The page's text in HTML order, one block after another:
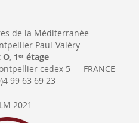
de la Méditerranée
Paul-Valéry
1erétage
cedex 5 — FRANCE
99 63 69 23
2021